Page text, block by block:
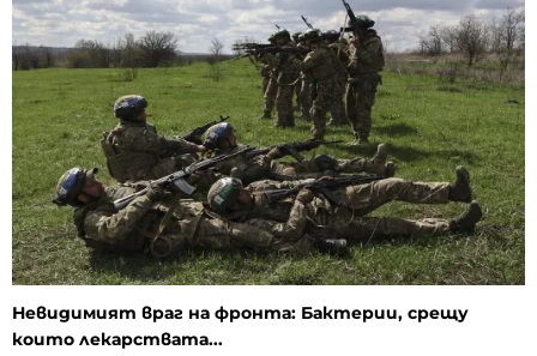
Невидимият враг на фронта: Бактерии, срещу
които лекарствата...